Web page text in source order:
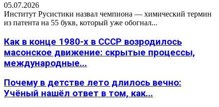
05.07.2026
Институт Русистики назвал чемпиона — химический термин
из патента на 55 букв, который уже обогнал...
Как в конце 1980-х в СССР возродилось
масонское движение: скрытые процессы,
международные...
Почему в детстве лето длилось вечно:
Учёный нашёл ответ в том, как...